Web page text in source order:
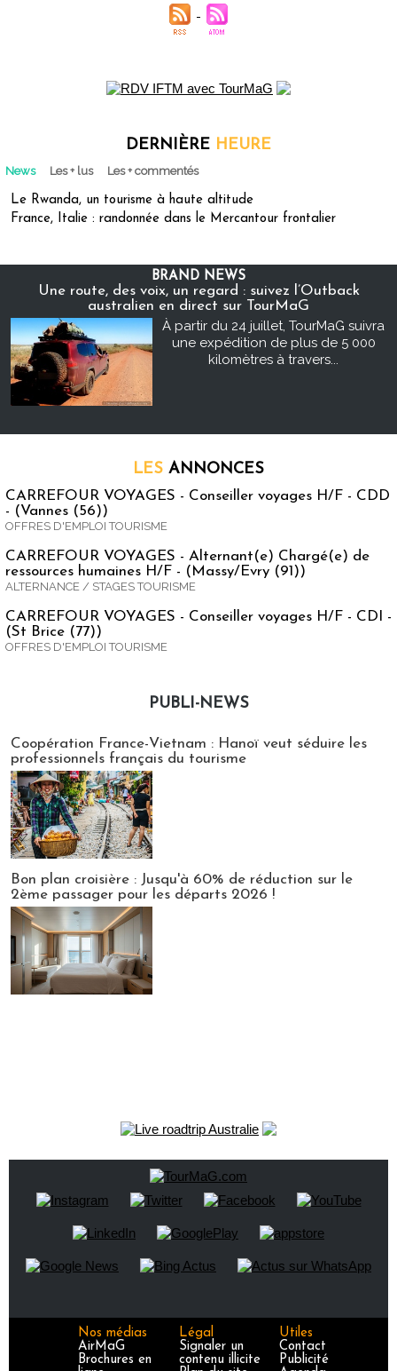
DERNIÈRE HEURE
News Les + lus Les + commentés
Le Rwanda, un tourisme à haute altitude
France, Italie : randonnée dans le Mercantour frontalier
BRAND NEWS
Une route, des voix, un regard : suivez l’Outback
australien en direct sur TourMaG
À partir du 24 juillet, TourMaG suivra
une expédition de plus de 5 000
kilomètres à travers...
LES ANNONCES
CARREFOUR VOYAGES - Conseiller voyages H/F - CDD
- (Vannes (56))
OFFRES D'EMPLOI TOURISME
CARREFOUR VOYAGES - Alternant(e) Chargé(e) de
ressources humaines H/F - (Massy/Evry (91))
ALTERNANCE / STAGES TOURISME
CARREFOUR VOYAGES - Conseiller voyages H/F - CDI -
(St Brice (77))
OFFRES D'EMPLOI TOURISME
PUBLI-NEWS
Coopération France-Vietnam : Hanoï veut séduire les
professionnels français du tourisme
Bon plan croisière : Jusqu'à 60% de réduction sur le
2ème passager pour les départs 2026 !
Nos médias
AirMaG
Brochures en
Légal
Signaler un
contenu illicite
Utiles
Contact
Publicité